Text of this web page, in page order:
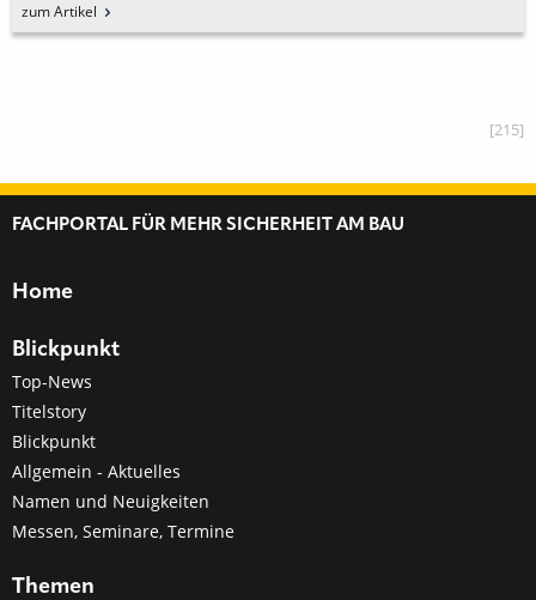
zum Artikel
[215]
FACHPORTAL FÜR MEHR SICHERHEIT AM BAU
Home
Blickpunkt
Top-News
Titelstory
Blickpunkt
Allgemein - Aktuelles
Namen und Neuigkeiten
Messen, Seminare, Termine
Themen